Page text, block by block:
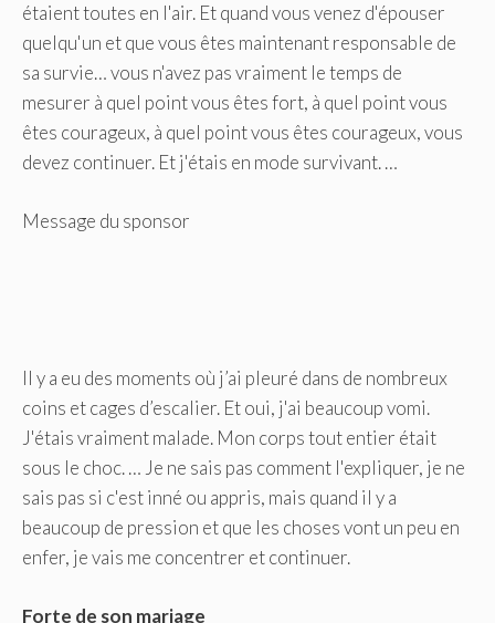
étaient toutes en l'air. Et quand vous venez d'épouser
quelqu'un et que vous êtes maintenant responsable de
sa survie… vous n'avez pas vraiment le temps de
mesurer à quel point vous êtes fort, à quel point vous
êtes courageux, à quel point vous êtes courageux, vous
devez continuer. Et j'étais en mode survivant. …
Message du sponsor
Il y a eu des moments où j’ai pleuré dans de nombreux
coins et cages d’escalier. Et oui, j'ai beaucoup vomi.
J'étais vraiment malade. Mon corps tout entier était
sous le choc. … Je ne sais pas comment l'expliquer, je ne
sais pas si c'est inné ou appris, mais quand il y a
beaucoup de pression et que les choses vont un peu en
enfer, je vais me concentrer et continuer.
Forte de son mariage